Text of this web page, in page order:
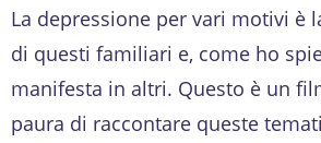
La depressione per vari motivi è
di questi familiari e, come ho
manifesta in altri. Questo è un
paura di raccontare queste